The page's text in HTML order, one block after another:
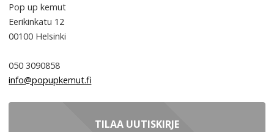
Pop up kemut
Eerikinkatu 12
00100 Helsinki
050 3090858
info@popupkemut.fi
TILAA UUTISKIRJE